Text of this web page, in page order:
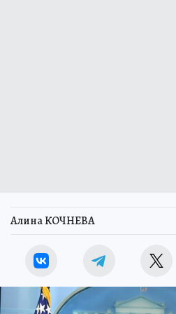
Алина КОЧНЕВА